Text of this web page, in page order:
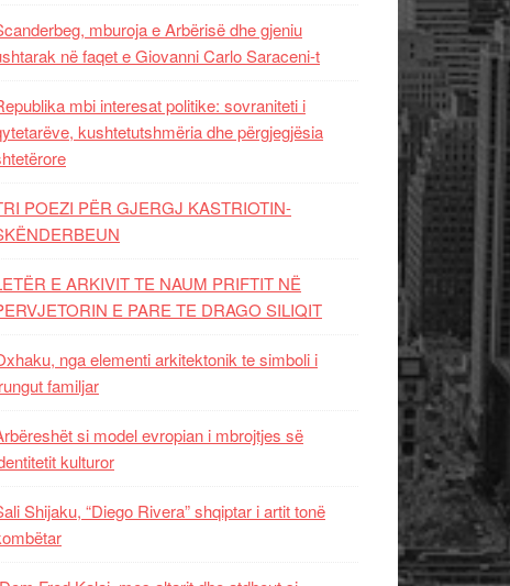
mburoja e Arbërisë dhe gjeniu
në faqet e Giovanni Carlo Saraceni-t
mbi interesat politike: sovraniteti i
kushtetutshmëria dhe përgjegjësia
POEZI PËR GJERGJ KASTRIOTIN-
E ARKIVIT TE NAUM PRIFTIT NË
E PARE TE DRAGO SILIQIT
nga elementi arkitektonik te simboli i
familjar
si model evropian i mbrojtjes së
kulturor
Shijaku, “Diego Rivera” shqiptar i artit tonë